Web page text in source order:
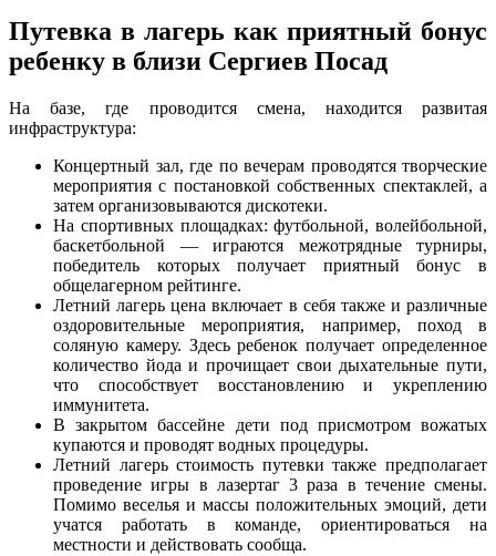
Путевка в лагерь как приятный бонус
ребенку в близи Сергиев Посад
На базе, где проводится смена, находится развитая
инфраструктура:
Концертный зал, где по вечерам проводятся творческие
мероприятия с постановкой собственных спектаклей, а
затем организовываются дискотеки.
На спортивных площадках: футбольной, волейбольной,
баскетбольной — играются межотрядные турниры,
победитель которых получает приятный бонус в
общелагерном рейтинге.
Летний лагерь цена включает в себя также и различные
оздоровительные мероприятия, например, поход в
соляную камеру. Здесь ребенок получает определенное
количество йода и прочищает свои дыхательные пути,
что способствует восстановлению и укреплению
иммунитета.
В закрытом бассейне дети под присмотром вожатых
купаются и проводят водных процедуры.
Летний лагерь стоимость путевки также предполагает
проведение игры в лазертаг 3 раза в течение смены.
Помимо веселья и массы положительных эмоций, дети
учатся работать в команде, ориентироваться на
местности и действовать сообща.